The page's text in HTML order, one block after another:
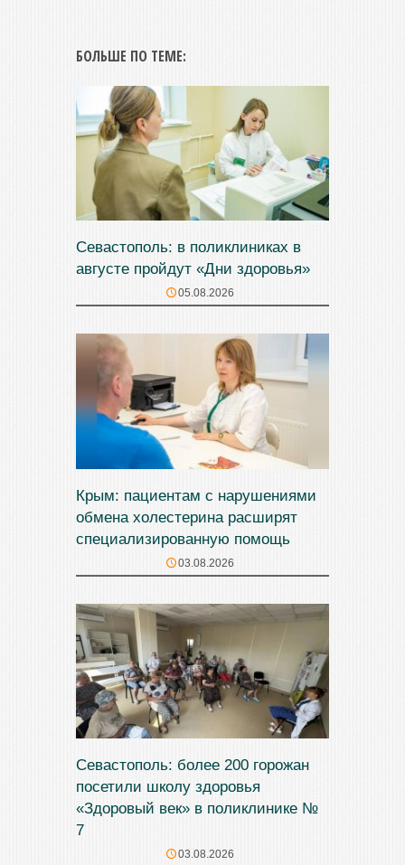
БОЛЬШЕ ПО ТЕМЕ:
Севастополь: в поликлиниках в
августе пройдут «Дни здоровья»
05.08.2026
Крым: пациентам с нарушениями
обмена холестерина расширят
специализированную помощь
03.08.2026
Севастополь: более 200 горожан
посетили школу здоровья
«Здоровый век» в поликлинике №
7
03.08.2026